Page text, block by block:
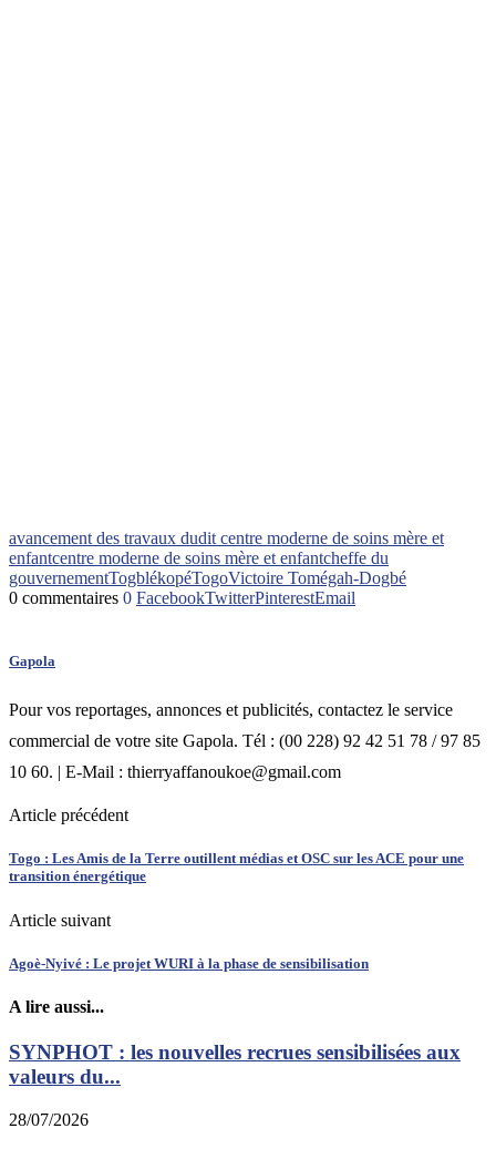
avancement des travaux dudit centre moderne de soins mère et
enfantcentre moderne de soins mère et enfantcheffe du
gouvernementTogblékopéTogoVictoire Tomégah-Dogbé
0 commentaires 0 FacebookTwitterPinterestEmail
Gapola
Pour vos reportages, annonces et publicités, contactez le service
commercial de votre site Gapola. Tél : (00 228) 92 42 51 78 / 97 85
10 60. | E-Mail : thierryaffanoukoe@gmail.com
Article précédent
Togo : Les Amis de la Terre outillent médias et OSC sur les ACE pour une
transition énergétique
Article suivant
Agoè-Nyivé : Le projet WURI à la phase de sensibilisation
A lire aussi...
SYNPHOT : les nouvelles recrues sensibilisées aux
valeurs du...
28/07/2026